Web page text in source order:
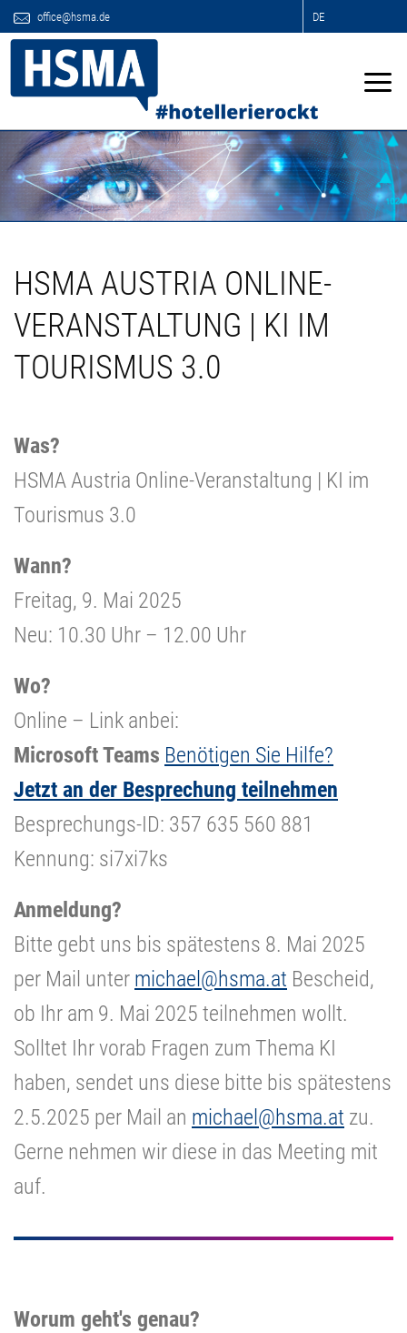
office@hsma.de DE
HSMA AUSTRIA ONLINE-
VERANSTALTUNG | KI IM
TOURISMUS 3.0
Was?
HSMA Austria Online-Veranstaltung | KI im
Tourismus 3.0
Wann?
Freitag, 9. Mai 2025
Neu: 10.30 Uhr – 12.00 Uhr
Wo?
Online – Link anbei:
Microsoft Teams Benötigen Sie Hilfe?
Jetzt an der Besprechung teilnehmen
Besprechungs-ID: 357 635 560 881
Kennung: si7xi7ks
Anmeldung?
Bitte gebt uns bis spätestens 8. Mai 2025
per Mail unter michael@hsma.at Bescheid,
ob Ihr am 9. Mai 2025 teilnehmen wollt.
Solltet Ihr vorab Fragen zum Thema KI
haben, sendet uns diese bitte bis spätestens
2.5.2025 per Mail an michael@hsma.at zu.
Gerne nehmen wir diese in das Meeting mit
auf.
Worum geht's genau?